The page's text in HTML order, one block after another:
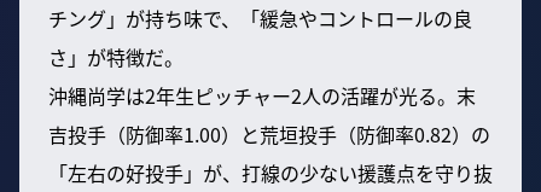
チング」が持ち味で、「緩急やコントロールの良
さ」が特徴だ。
沖縄尚学は2年生ピッチャー2人の活躍が光る。末
吉投手（防御率1.00）と荒垣投手（防御率0.82）の
「左右の好投手」が、打線の少ない援護点を守り抜